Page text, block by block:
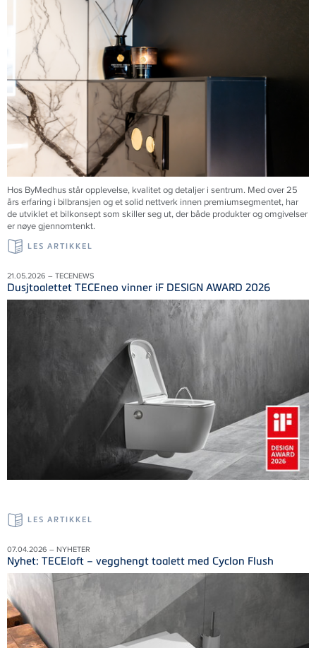
Hos ByMedhus står opplevelse, kvalitet og detaljer i sentrum. Med over 25
års erfaring i bilbransjen og et solid nettverk innen premiumsegmentet, har
de utviklet et bilkonsept som skiller seg ut, der både produkter og omgivelser
er nøye gjennomtenkt.
LES ARTIKKEL
21.05.2026 – TECENEWS
Dusjtoalettet TECEneo vinner iF DESIGN AWARD 2026
LES ARTIKKEL
07.04.2026 – NYHETER
Nyhet: TECEloft – vegghengt toalett med Cyclon Flush